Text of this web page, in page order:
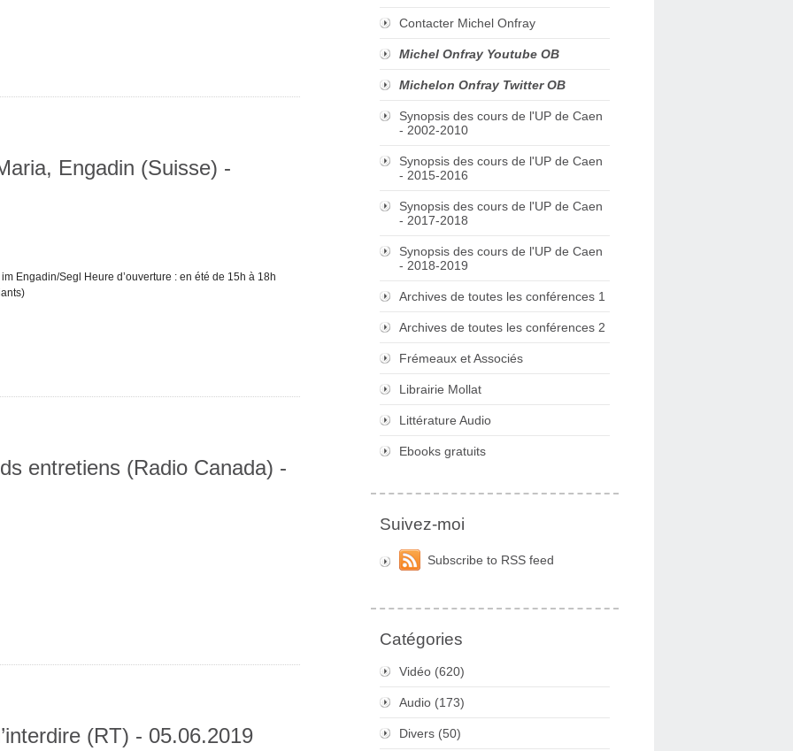
Engadin (Suisse) -
Engadin/Segl Heure d’ouverture : en été de 15h à 18h
entretiens (Radio Canada) -
(RT) - 05.06.2019
Contacter Michel Onfray
Michel Onfray Youtube OB
Michelon Onfray Twitter OB
Synopsis des cours de l'UP de Caen
- 2002-2010
Synopsis des cours de l'UP de Caen
- 2015-2016
Synopsis des cours de l'UP de Caen
- 2017-2018
Synopsis des cours de l'UP de Caen
- 2018-2019
Archives de toutes les conférences 1
Archives de toutes les conférences 2
Frémeaux et Associés
Librairie Mollat
Littérature Audio
Ebooks gratuits
Suivez-moi
Subscribe to RSS feed
Catégories
Vidéo (620)
Audio (173)
Divers (50)